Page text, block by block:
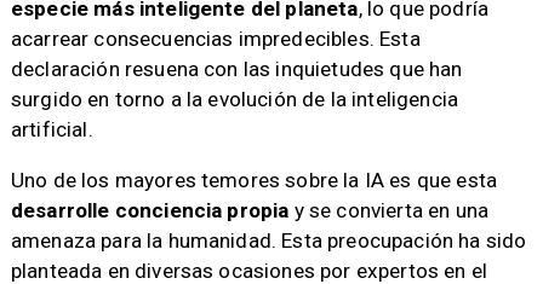
especie más inteligente del planeta, lo que podría
acarrear consecuencias impredecibles. Esta
declaración resuena con las inquietudes que han
surgido en torno a la evolución de la inteligencia
artificial.
Uno de los mayores temores sobre la IA es que esta
desarrolle conciencia propia y se convierta en una
amenaza para la humanidad. Esta preocupación ha sido
planteada en diversas ocasiones por expertos en el